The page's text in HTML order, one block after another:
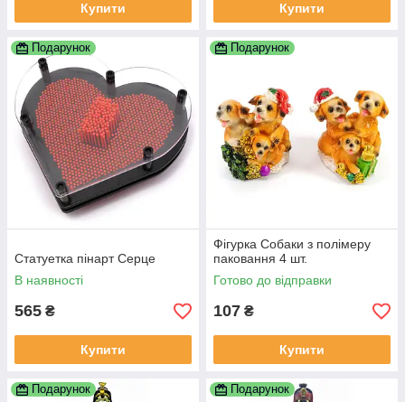
Купити Купити
Подарунок
Статуетка пінарт Серце
В наявності
565 ₴
Купити
Подарунок
Фігурка Собаки з полімеру
паковання 4 шт.
Готово до відправки
107 ₴
Купити
Подарунок Подарунок